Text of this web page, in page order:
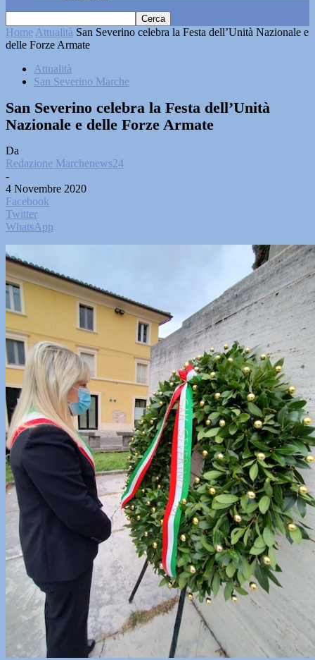
Home Attualità San Severino celebra la Festa dell’Unità Nazionale e
delle Forze Armate
Attualità
San Severino Marche
San Severino celebra la Festa dell’Unità
Nazionale e delle Forze Armate
Da
Redazione Marchenews24
-
4 Novembre 2020
Facebook
Twitter
WhatsApp